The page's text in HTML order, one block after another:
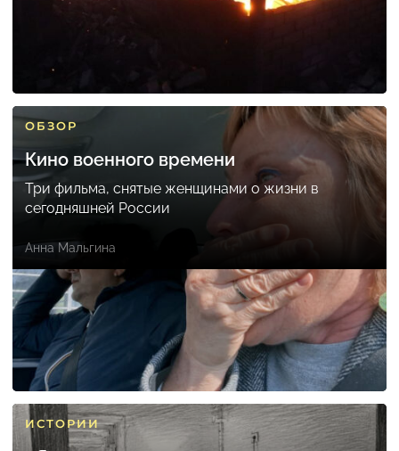
ОБЗОР
Кино военного времени
Три фильма, снятые женщинами о жизни в
сегодняшней России
Анна Мальгина
ИСТОРИИ